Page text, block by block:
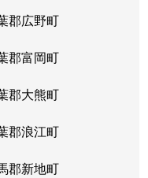
郡広野町
郡富岡町
郡大熊町
郡浪江町
郡新地町